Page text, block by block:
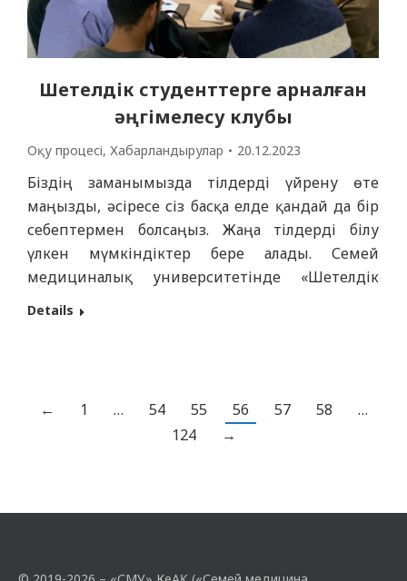
Шетелдік студенттерге арналған
әңгімелесу клубы
Оқу процесі, Хабарландырулар 20.12.2023
Біздің заманымызда тілдерді үйрену өте
маңызды, әсіресе сіз басқа елде қандай да бір
себептермен болсаңыз. Жаңа тілдерді білу
үлкен мүмкіндіктер бере алады. Семей
медициналық университетінде «Шетелдік
студенттерге арналған сөйлеу клубы»
үйірмеде сабақ өткізуге симуляциялық…
Details
← 1 … 54 55 56 57 58
…
124
→